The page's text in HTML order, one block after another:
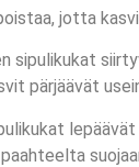
jotta
sipulikukat
pärjäävät